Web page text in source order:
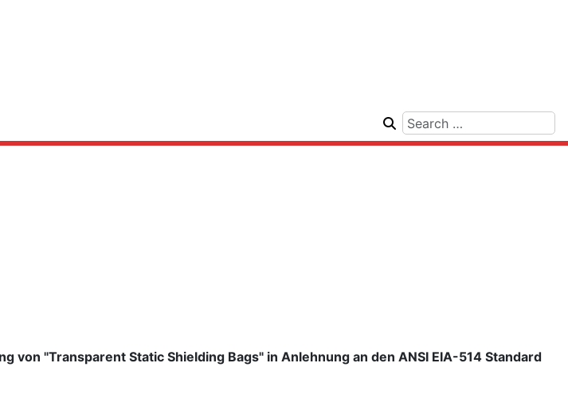
"Transparent Static Shielding Bags" in Anlehnung an den ANSI EIA-514 Standard